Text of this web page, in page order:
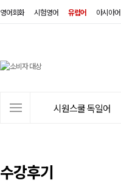
영어회화 시험영어 유럽어 아시아어
뉴
시원스쿨 독일어
수강후기